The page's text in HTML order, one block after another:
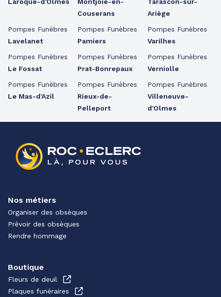
Pompes Funèbres
Lavelanet
Pompes Funèbres
Le Fossat
Pompes Funèbres
Le Mas-d'Azil
Couserans
Pompes Funèbres
Pamiers
Pompes Funèbres
Prat-Bonrepaux
Pompes Funèbres
Rieux-de-
Pelleport
Ariège
Pompes Funèbres
Varilhes
Pompes Funèbres
Verniolle
Pompes Funèbres
Villeneuve-
d'Olmes
Nos métiers
Organiser des obsèques
Prévoir des obsèques
Rendre hommage
Boutique
Fleurs de deuil
Plaques funéraires